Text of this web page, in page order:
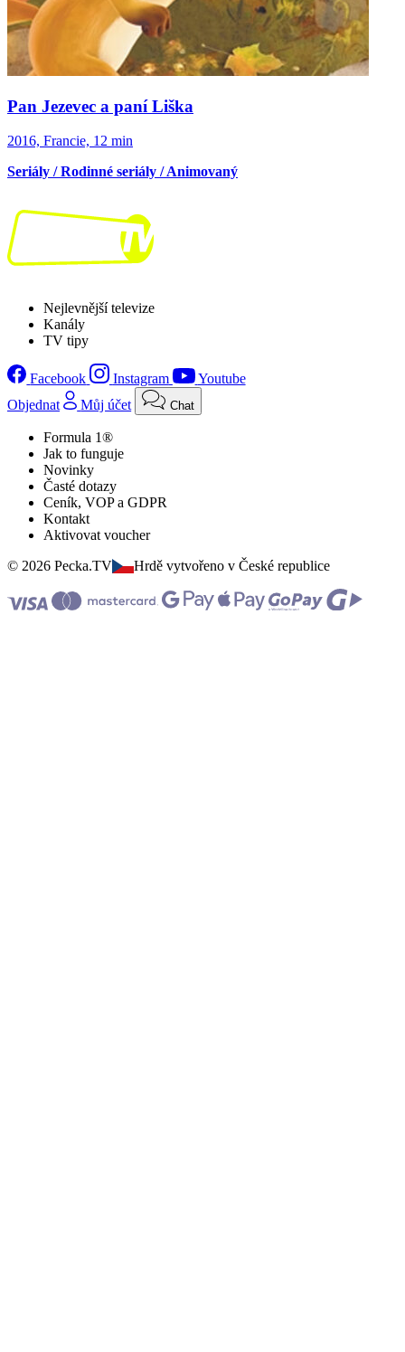
Pan Jezevec a paní Liška
2016, Francie, 12 min
Seriály / Rodinné seriály / Animovaný
Nejlevnější televize
Kanály
TV tipy
Facebook Instagram
Youtube
Objednat
Můj účet Chat
Formula 1®
Jak to funguje
Novinky
Časté dotazy
Ceník, VOP a GDPR
Kontakt
Aktivovat voucher
© 2026 Pecka.TV
Hrdě vytvořeno v České republice